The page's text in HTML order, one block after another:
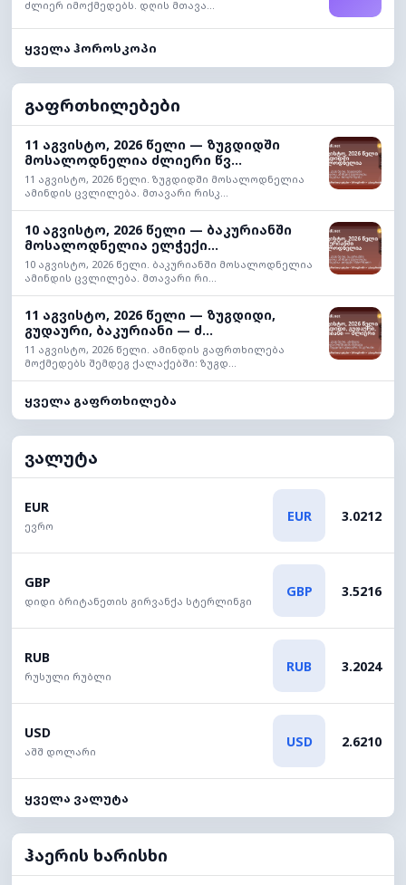
ძლიერ იმოქმედებს. დღის მთავა...
ყველა ჰოროსკოპი
გაფრთხილებები
11 აგვისტო, 2026 წელი — ზუგდიდში
მოსალოდნელია ძლიერი წვ...
11 აგვისტო, 2026 წელი. ზუგდიდში მოსალოდნელია
ამინდის ცვლილება. მთავარი რისკ...
10 აგვისტო, 2026 წელი — ბაკურიანში
მოსალოდნელია ელჭექი...
10 აგვისტო, 2026 წელი. ბაკურიანში მოსალოდნელია
ამინდის ცვლილება. მთავარი რი...
11 აგვისტო, 2026 წელი — ზუგდიდი,
გუდაური, ბაკურიანი — ძ...
11 აგვისტო, 2026 წელი. ამინდის გაფრთხილება
მოქმედებს შემდეგ ქალაქებში: ზუგდ...
ყველა გაფრთხილება
ვალუტა
EUR
ევრო
EUR 3.0212
GBP
დიდი ბრიტანეთის გირვანქა სტერლინგი
GBP 3.5216
RUB
რუსული რუბლი
RUB 3.2024
USD
აშშ დოლარი
USD 2.6210
ყველა ვალუტა
ჰაერის ხარისხი